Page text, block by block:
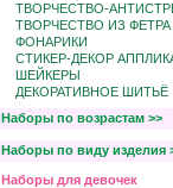
ТВОРЧЕСТВО-
ТВОРЧЕСТВО ИЗ ФЕТРА
ФОНАРИКИ
СТИКЕР-ДЕКОР
ШЕЙКЕРЫ
ДЕКОРАТИВНОЕ ШИТЬЁ
Наборы по возрастам >>
Наборы по виду изделия
Наборы для девочек